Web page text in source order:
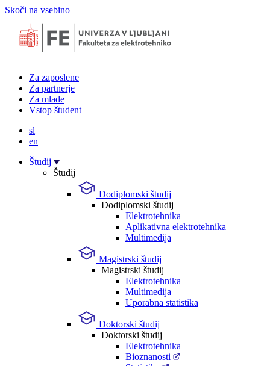
Skoči na vsebino
Za zaposlene
Za partnerje
Za mlade
Vstop študent
sl
en
Študij
Študij
Dodiplomski študij
Dodiplomski študij
Elektrotehnika
Aplikativna elektrotehnika
Multimedija
Magistrski študij
Magistrski študij
Elektrotehnika
Multimedija
Uporabna statistika
Doktorski študij
Doktorski študij
Elektrotehnika
Bioznanosti